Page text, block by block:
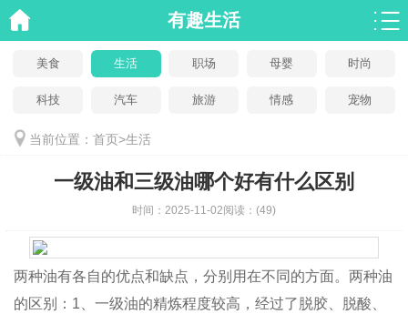
有趣生活
美食 生活 职场 母婴 时尚
科技 汽车 旅游 情感 宠物
当前位置： 首页>生活
一级油和三级油哪个好有什么区别
时间： 2025-11-02阅读： (49)
两种油有各自的优点和缺点，分别用在不同的方面。两种油
的区别：1、一级油的精炼程度较高，经过了脱胶、脱酸、